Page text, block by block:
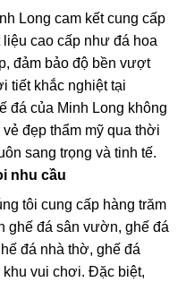
Long cam kết cung cấp
cao cấp như đá hoa
, đảm bảo độ bền vượt
tiết khắc nghiệt tại
đá của Minh Long không
đẹp thẩm mỹ qua thời
sang trọng và tinh tế.
nhu cầu
tôi cung cấp hàng trăm
ghế đá sân vườn, ghế đá
đá nhà thờ, ghế đá
khu vui chơi. Đặc biệt,